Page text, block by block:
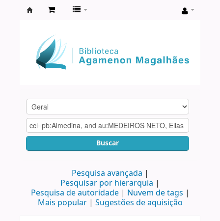
Agamenon
Magalhães
Buscar
Pesquisa avançada
Pesquisar por hierarquia
Pesquisa de autoridade
Nuvem de tags
Mais popular
Sugestões de aquisição